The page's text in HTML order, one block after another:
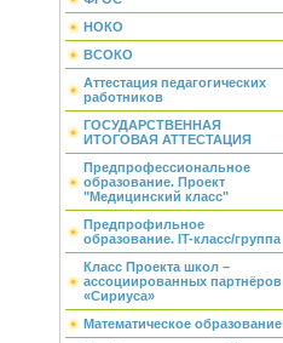
НОКО
ВСОКО
Аттестация педагогических
работников
ГОСУДАРСТВЕННАЯ
ИТОГОВАЯ АТТЕСТАЦИЯ
Предпрофессиональное
образование. Проект
"Медицинский класс"
Предпрофильное
образование. IT-класс/группа
Класс Проекта школ –
ассоциированных партнёров
«Сириуса»
Математическое образование